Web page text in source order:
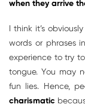
when they arrive
I think it’s obviously
words or phrases
experience to try
tongue. You may
fun lies. Hence,
charismatic